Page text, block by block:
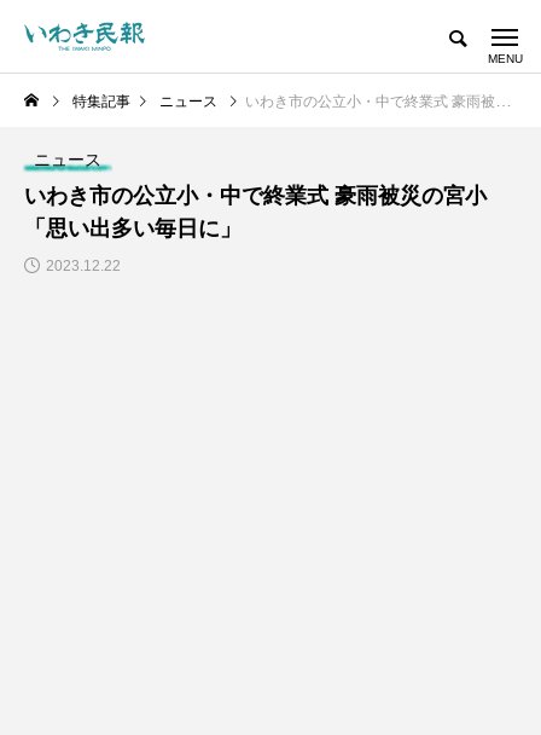
特集記事 ニュース いわき市の公立小・中で終業式 豪雨被災の宮小「思い出多い毎日に」
ニュース
いわき市の公立小・中で終業式 豪雨被災の宮小
「思い出多い毎日に」
2023.12.22